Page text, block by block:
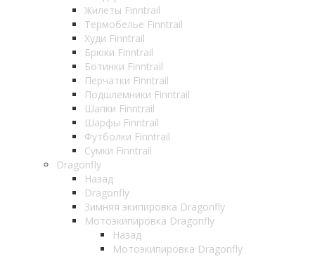
Жилеты Finntrail
Термобелье Finntrail
Худи Finntrail
Брюки Finntrail
Ботинки Finntrail
Перчатки Finntrail
Подшлемники Finntrail
Шапки Finntrail
Шарфы Finntrail
Футболки Finntrail
Сумки Finntrail
Dragonfly
Назад
Dragonfly
Зимняя экипировка Dragonfly
Мотоэкипировка Dragonfly
Назад
Мотоэкипировка Dragonfly